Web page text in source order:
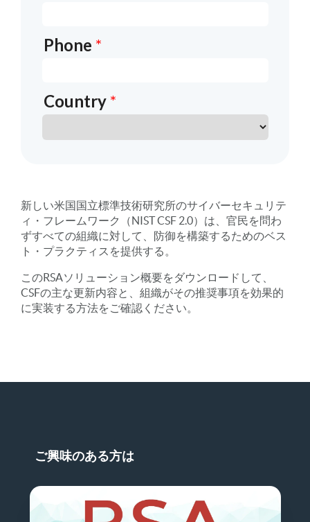
新しい米国国立標準技術研究所のサイバーセキュリテ
ィ・フレームワーク（NIST CSF 2.0）は、官民を問わ
ずすべての組織に対して、防御を構築するためのベス
ト・プラクティスを提供する。
このRSAソリューション概要をダウンロードして、
CSFの主な更新内容と、組織がその推奨事項を効果的
に実装する方法をご確認ください。
ご興味のある方は